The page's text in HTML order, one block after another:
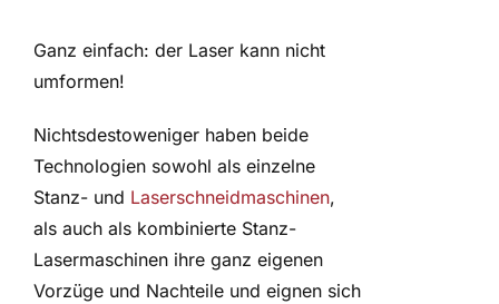
Ganz einfach: der Laser kann nicht
umformen!
Nichtsdestoweniger haben beide
Technologien sowohl als einzelne
Stanz- und Laserschneidmaschinen,
als auch als kombinierte Stanz-
Lasermaschinen ihre ganz eigenen
Vorzüge und Nachteile und eignen sich